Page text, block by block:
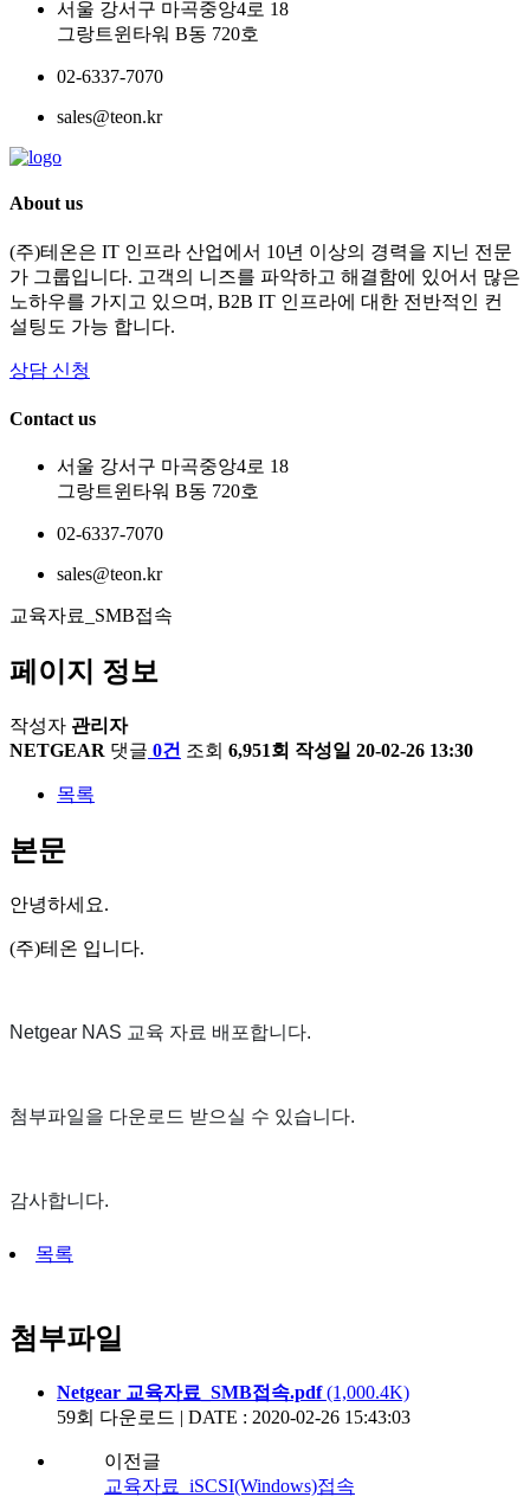
서울 강서구 마곡중앙4로 18
그랑트윈타워 B동 720호
02-6337-7070
sales@teon.kr
About us
(주)테온은 IT 인프라 산업에서 10년 이상의 경력을 지닌 전문
가 그룹입니다. 고객의 니즈를 파악하고 해결함에 있어서 많은
노하우를 가지고 있으며, B2B IT 인프라에 대한 전반적인 컨
설팅도 가능 합니다.
상담 신청
Contact us
서울 강서구 마곡중앙4로 18
그랑트윈타워 B동 720호
02-6337-7070
sales@teon.kr
교육자료_SMB접속
페이지 정보
작성자 관리자
NETGEAR 댓글 0건 조회 6,951회 작성일 20-02-26 13:30
목록
본문
안녕하세요.
(주)테온 입니다.
Netgear NAS 교육 자료 배포합니다.
첨부파일을 다운로드 받으실 수 있습니다.
감사합니다.
목록
첨부파일
Netgear 교육자료_SMB접속.pdf(1,000.4K)
59회 다운로드 | DATE : 2020-02-26 15:43:03
이전글
교육자료_iSCSI(Windows)접속